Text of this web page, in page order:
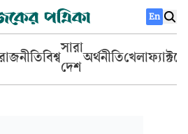
En
বিশ্ব
সারা
দেশ
অর্থনীতিখেলা